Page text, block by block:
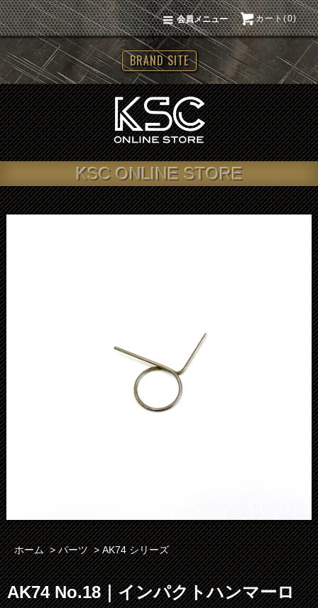
カート(0)
会員メニュー
BRAND SITE
KSC ONLINE STORE
ホーム >パーツ >AK74 シリーズ
AK74 No.18｜インパクトハンマーロ